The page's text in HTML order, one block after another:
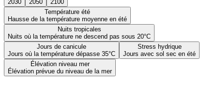
2030 2050
2100
Température été
Hausse de la température moyenne en été
Nuits tropicales
Nuits où la température ne descend pas sous 20°C
Jours de canicule
Jours où la température dépasse 35°C
Stress hydrique
Jours avec sol sec en été
Élévation niveau mer
Élévation prévue du niveau de la mer